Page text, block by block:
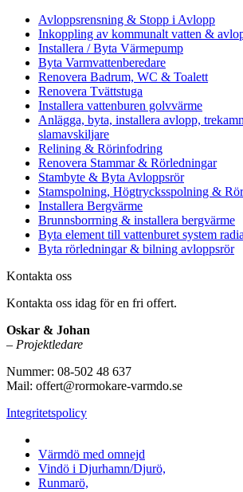
Avloppsrensning & Stopp i Avlopp
Inkoppling av kommunalt vatten &
Installera / Byta Värmepump
Byta Varmvattenberedare
Renovera Badrum, WC & Toalett
Renovera Tvättstuga
Installera vattenburen golvvärme
Anlägga, byta, installera avlopp,
slamavskiljare
Relining & Rörinfodring
Renovera Stammar & Rörledningar
Stambyte & Byta Avloppsrör
Stamspolning, Högtrycksspolning &
Installera Bergvärme
Brunnsborrning & installera bergvärme
Byta element till vattenburet system
Byta rörledningar & bilning avloppsrör
Kontakta oss
Kontakta oss idag för en fri offert.
Oskar & Johan
– Projektledare
Nummer: 08-502 48 637
Mail: offert@rormokare-varmdo.se
Integritetspolicy
Värmdö med omnejd
Vindö i Djurhamn/Djurö,
Runmarö,